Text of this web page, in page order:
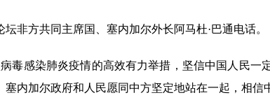
方共同主席国、塞内加尔外长阿马杜·巴通电话。
感染肺炎疫情的高效有力举措，坚信中国人民一
内加尔政府和人民愿同中方坚定地站在一起，相信